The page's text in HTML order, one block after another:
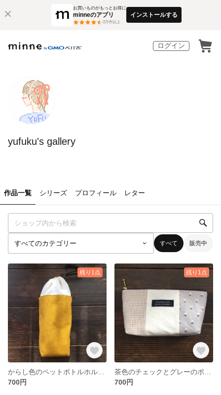
お買いものがもっとお得に
minneのアプリ
3万件以上
インストールする
ログイン
yufuku's gallery
作品一覧 シリーズ プロフィール レター
すべて 販売中
残り1点
700円
残り1点
700円